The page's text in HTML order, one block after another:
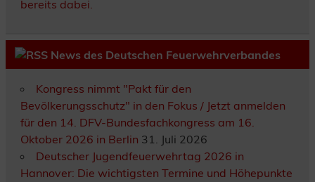
bereits dabei.
News des Deutschen Feuerwehrverbandes
Kongress nimmt "Pakt für den
Bevölkerungsschutz" in den Fokus / Jetzt anmelden
für den 14. DFV-Bundesfachkongress am 16.
Oktober 2026 in Berlin 31. Juli 2026
Deutscher Jugendfeuerwehrtag 2026 in
Hannover: Die wichtigsten Termine und Höhepunkte